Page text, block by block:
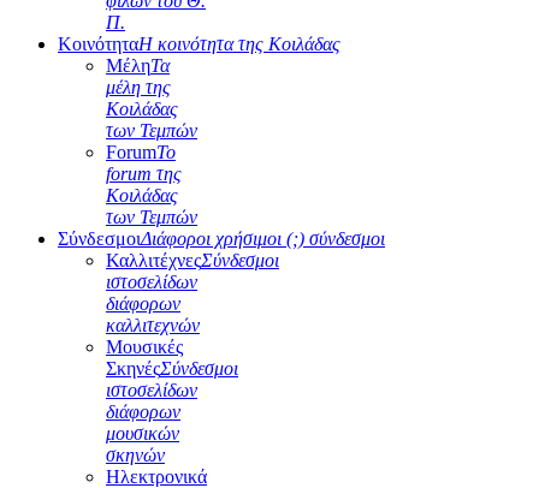
Π.
ΚοινότηταΗ κοινότητα της Κοιλάδας
ΜέληΤα
μέλη της
Κοιλάδας
των Τεμπών
ForumΤο
forum της
Κοιλάδας
των Τεμπών
ΣύνδεσμοιΔιάφοροι χρήσιμοι (;) σύνδεσμοι
ΚαλλιτέχνεςΣύνδεσμοι
ιστοσελίδων
διάφορων
καλλιτεχνών
Μουσικές
ΣκηνέςΣύνδεσμοι
ιστοσελίδων
διάφορων
μουσικών
σκηνών
Ηλεκτρονικά